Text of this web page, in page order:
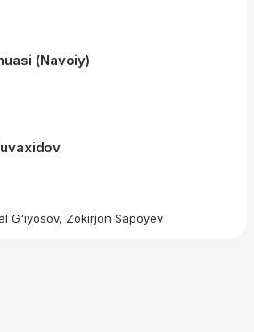
(Navoiy)
G'iyosov, Zokirjon Sapoyev